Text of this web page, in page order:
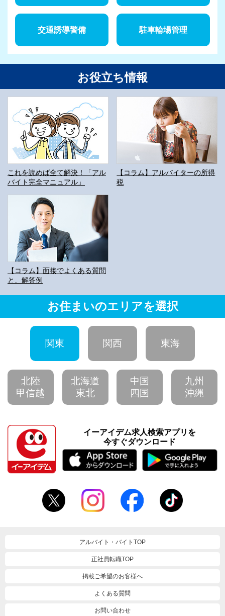
交通誘導警備 駐車輪場管理
お役立ち情報
これを読めば全て解決！「アル
バイト完全マニュアル」
【コラム】アルバイターの所得
税
【コラム】面接でよくある質問
と、解答例
お住まいのエリアを選択
関東 関西 東海
北陸
甲信越
北海道
東北
中国
四国
九州
沖縄
イーアイデム求人検索アプリを
今すぐダウンロード
アルバイト・バイトTOP
正社員転職TOP
掲載ご希望のお客様へ
よくある質問
お問い合わせ